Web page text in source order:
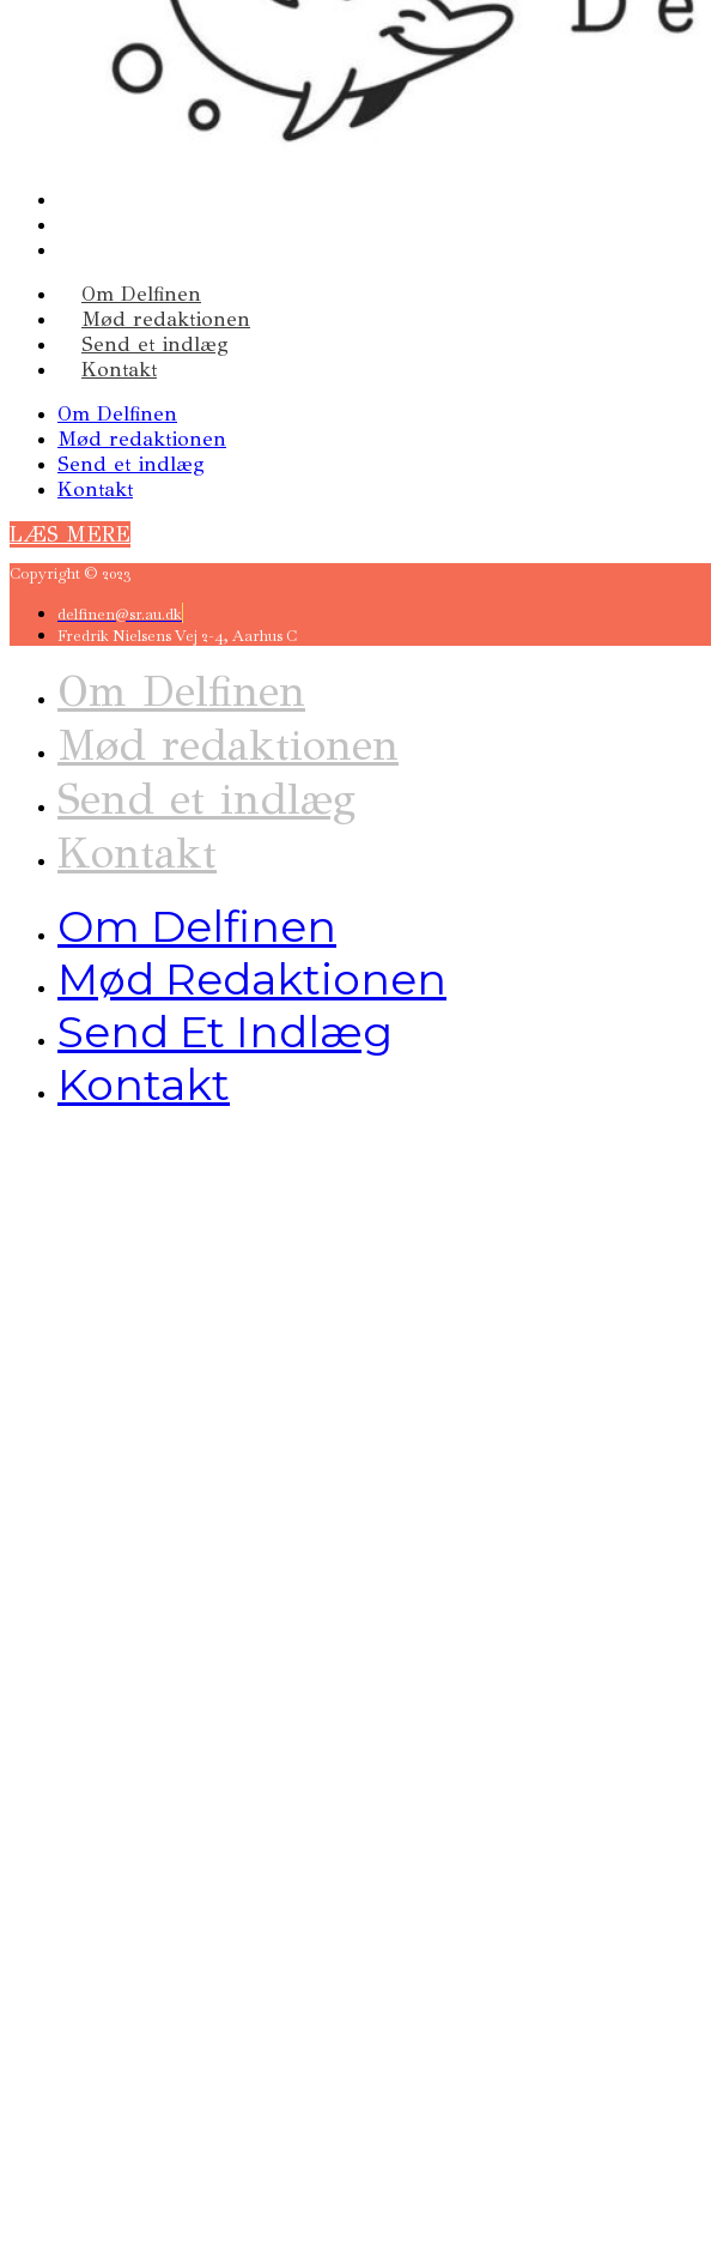
Om Delfinen
Mød redaktionen
Send et indlæg
Kontakt
Om Delfinen
Mød redaktionen
Send et indlæg
Kontakt
LÆS MERE
Copyright © 2023
delfinen@sr.au.dk
Fredrik Nielsens Vej 2-4, Aarhus C
Om Delfinen
Mød redaktionen
Send et indlæg
Kontakt
Om Delfinen
Mød Redaktionen
Send Et Indlæg
Kontakt